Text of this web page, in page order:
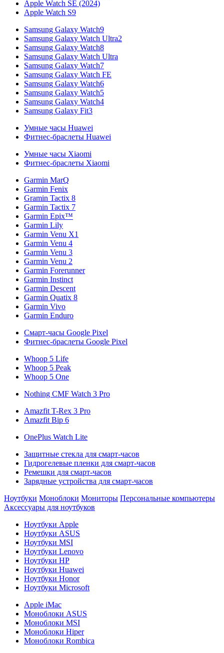
Apple Watch SE (2024)
Apple Watch S9
Samsung Galaxy Watch9
Samsung Galaxy Watch Ultra2
Samsung Galaxy Watch8
Samsung Galaxy Watch Ultra
Samsung Galaxy Watch7
Samsung Galaxy Watch FE
Samsung Galaxy Watch6
Samsung Galaxy Watch5
Samsung Galaxy Watch4
Samsung Galaxy Fit3
Умные часы Huawei
Фитнес-браслеты Huawei
Умные часы Xiaomi
Фитнес-браслеты Xiaomi
Garmin MarQ
Garmin Fenix
Gramin Tactix 8
Garmin Tactix 7
Garmin Epix™
Garmin Lily
Garmin Venu X1
Garmin Venu 4
Garmin Venu 3
Garmin Venu 2
Garmin Forerunner
Garmin Instinct
Garmin Descent
Garmin Quatix 8
Garmin Vivo
Garmin Enduro
Смарт-часы Google Pixel
Фитнес-браслеты Google Pixel
Whoop 5 Life
Whoop 5 Peak
Whoop 5 One
Nothing CMF Watch 3 Pro
Amazfit T-Rex 3 Pro
Amazfit Bip 6
OnePlus Watch Lite
Защитные стекла для смарт-часов
Гидрогелевые пленки для смарт-часов
Ремешки для смарт-часов
Зарядные устройства для смарт-часов
Ноутбуки Моноблоки Мониторы Персональные компьютеры
Аксессуары для ноутбуков
Ноутбуки Apple
Ноутбуки ASUS
Ноутбуки MSI
Ноутбуки Lenovo
Ноутбуки HP
Ноутбуки Huawei
Ноутбуки Honor
Ноутбуки Microsoft
Apple iMac
Моноблоки ASUS
Моноблоки MSI
Моноблоки Hiper
Моноблоки Rombica